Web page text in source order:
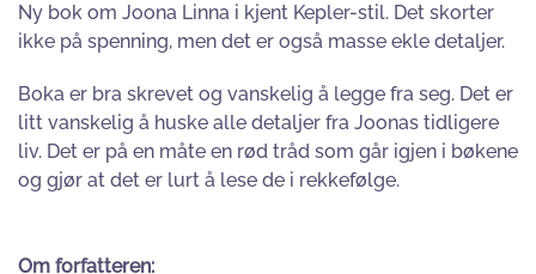
Ny bok om Joona Linna i kjent Kepler-stil. Det skorter
ikke på spenning, men det er også masse ekle detaljer.
Boka er bra skrevet og vanskelig å legge fra seg. Det er
litt vanskelig å huske alle detaljer fra Joonas tidligere
liv. Det er på en måte en rød tråd som går igjen i bøkene
og gjør at det er lurt å lese de i rekkefølge.
Om forfatteren: